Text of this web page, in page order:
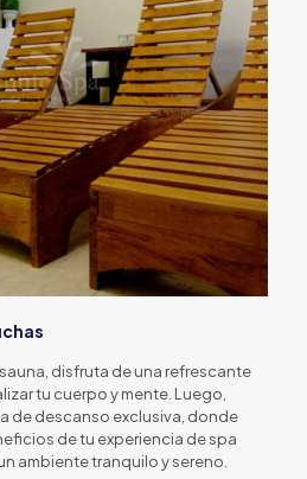
disfruta de una refrescante
tu cuerpo y mente. Luego,
de descanso exclusiva, donde
de tu experiencia de spa
ambiente tranquilo y sereno.